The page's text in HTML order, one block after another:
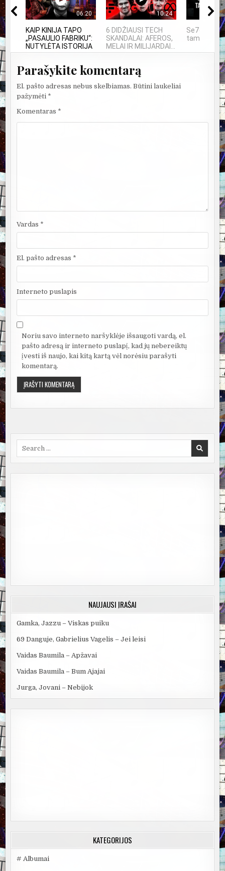
06:20
KAIP KINIJA TAPO
„PASAULIO FABRIKU“:
NUTYLĖTA ISTORIJA
10:24
6 DIDŽIAUSI TECH
SKANDALAI: AFEROS,
MELAI IR MILIJARDAI...
Se7en –
tampa
Parašykite komentarą
El. pašto adresas nebus skelbiamas. Būtini laukeliai
pažymėti *
Komentaras *
Vardas *
El. pašto adresas *
Interneto puslapis
Noriu savo interneto naršyklėje išsaugoti vardą, el.
pašto adresą ir interneto puslapį, kad jų nebereiktų
įvesti iš naujo, kai kitą kartą vėl norėsiu parašyti
komentarą.
NAUJAUSI ĮRAŠAI
Gamka, Jazzu – Viskas puiku
69 Danguje, Gabrielius Vagelis – Jei leisi
Vaidas Baumila – Apžavai
Vaidas Baumila – Bum Ajajai
Jurga, Jovani – Nebijok
KATEGORIJOS
# Albumai